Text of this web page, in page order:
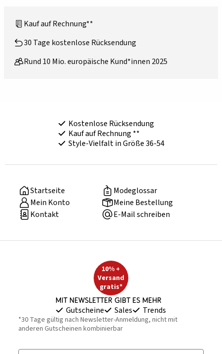
Kauf auf Rechnung**
30 Tage kostenlose Rücksendung
Rund 10 Mio. europäische Kund*innen 2025
Kostenlose Rücksendung
Kauf auf Rechnung **
Style-Vielfalt in Größe 36-54
Startseite
Modeglossar
Mein Konto
Meine Bestellung
Kontakt
E-Mail schreiben
10% +
Versand
gratis*
Mit Newsletter gibt es mehr
Gutscheine Sales Trends
*30 Tage gültig nach Newsletter-Anmeldung, nicht mit
anderen Gutscheinen kombinierbar